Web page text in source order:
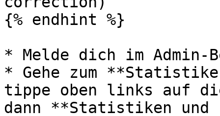
{% endhint %}
* Melde dich im Admin-
* Gehe zum
tippe oben links auf
dann **Statistiken